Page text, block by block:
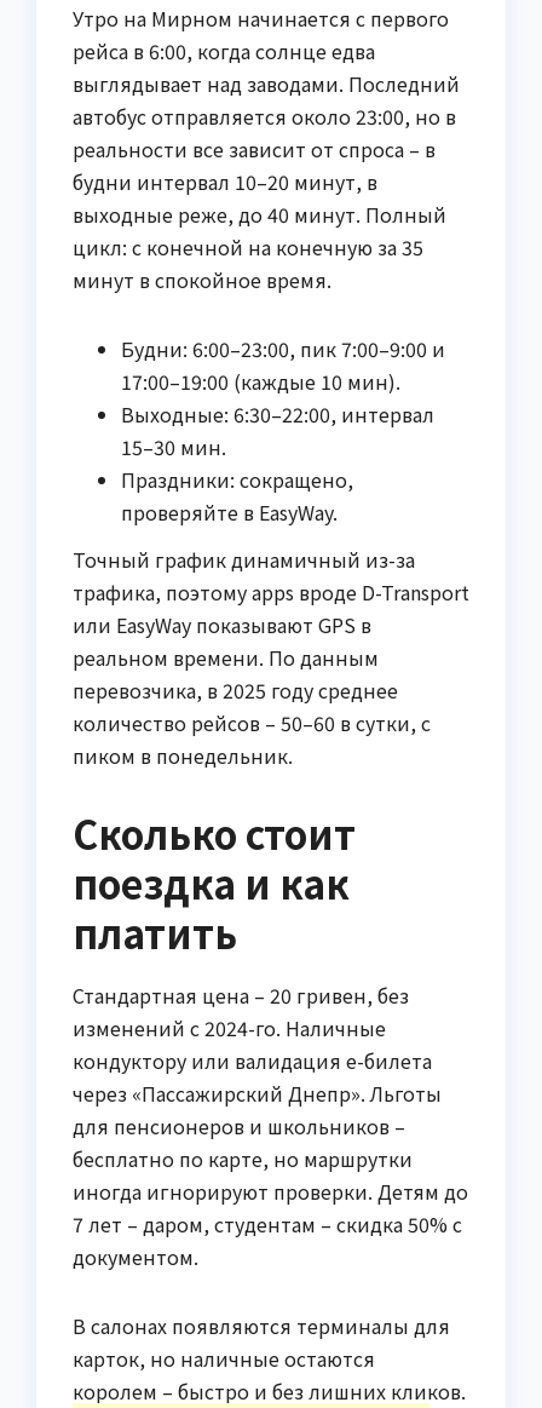
Утро на Мирном начинается с первого
рейса в 6:00, когда солнце едва
выглядывает над заводами. Последний
автобус отправляется около 23:00, но в
реальности все зависит от спроса – в
будни интервал 10–20 минут, в
выходные реже, до 40 минут. Полный
цикл: с конечной на конечную за 35
минут в спокойное время.
Будни: 6:00–23:00, пик 7:00–9:00 и
17:00–19:00 (каждые 10 мин).
Выходные: 6:30–22:00, интервал
15–30 мин.
Праздники: сокращено,
проверяйте в EasyWay.
Точный график динамичный из-за
трафика, поэтому apps вроде D-Transport
или EasyWay показывают GPS в
реальном времени. По данным
перевозчика, в 2025 году среднее
количество рейсов – 50–60 в сутки, с
пиком в понедельник.
Сколько стоит
поездка и как
платить
Стандартная цена – 20 гривен, без
изменений с 2024-го. Наличные
кондуктору или валидация е-билета
через «Пассажирский Днепр». Льготы
для пенсионеров и школьников –
бесплатно по карте, но маршрутки
иногда игнорируют проверки. Детям до
7 лет – даром, студентам – скидка 50% с
документом.
В салонах появляются терминалы для
карток, но наличные остаются
королем – быстро и без лишних кликов.